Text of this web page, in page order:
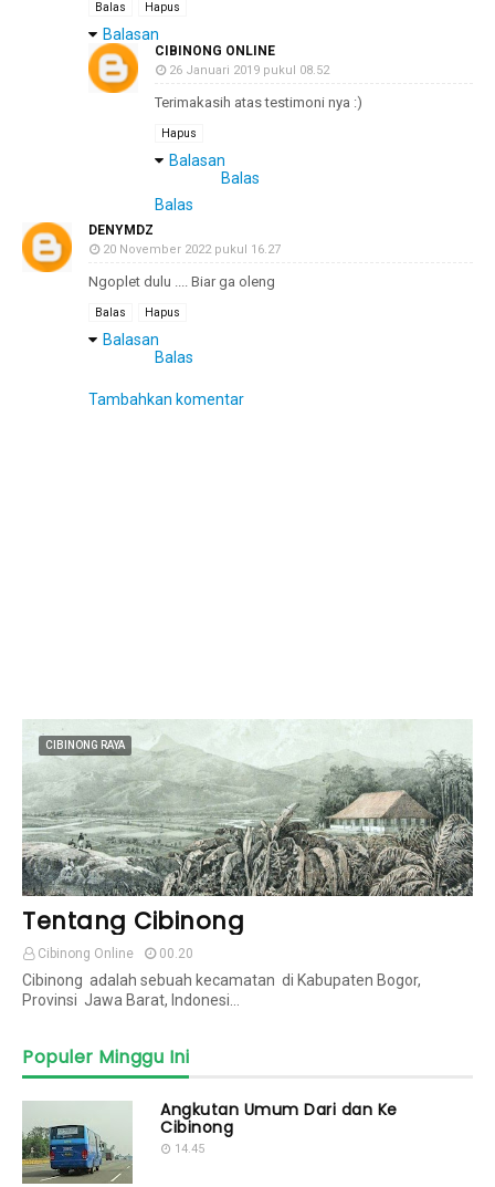
Balas Hapus
Balasan
CIBINONG ONLINE
26 Januari 2019 pukul 08.52
Terimakasih atas testimoni nya :)
Hapus
Balasan
Balas
Balas
DENYMDZ
20 November 2022 pukul 16.27
Ngoplet dulu .... Biar ga oleng
Balas Hapus
Balasan
Balas
Tambahkan komentar
CIBINONG RAYA
Tentang Cibinong
Cibinong Online 00.20
Cibinong adalah sebuah kecamatan di Kabupaten Bogor,
Provinsi Jawa Barat, Indonesi…
Populer Minggu Ini
Angkutan Umum Dari dan Ke
Cibinong
14.45